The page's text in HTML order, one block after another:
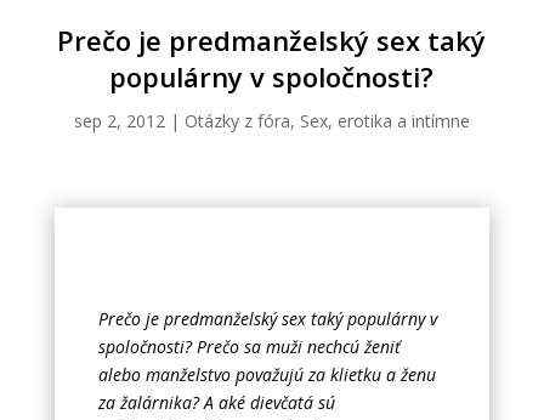
Prečo je predmanželský sex taký
populárny v spoločnosti?
sep 2, 2012| Otázky z fóra, Sex, erotika a intímne
Prečo je predmanželský sex taký populárny v
spoločnosti? Prečo sa muži nechcú ženiť
alebo manželstvo považujú za klietku a ženu
za žalárnika? A aké dievčatá sú